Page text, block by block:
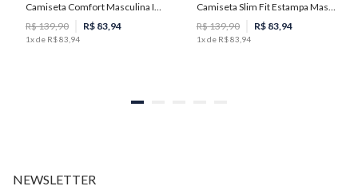
P M G GG
Camiseta Comfort Masculina Individual
R$139,90 R$ 83,94
1x de R$83 94
PP P M
Camiseta Slim Fit Estampa Masculina Individual
R$139,90 R$ 83,94
1x de R$83 94
NEWSLETTER